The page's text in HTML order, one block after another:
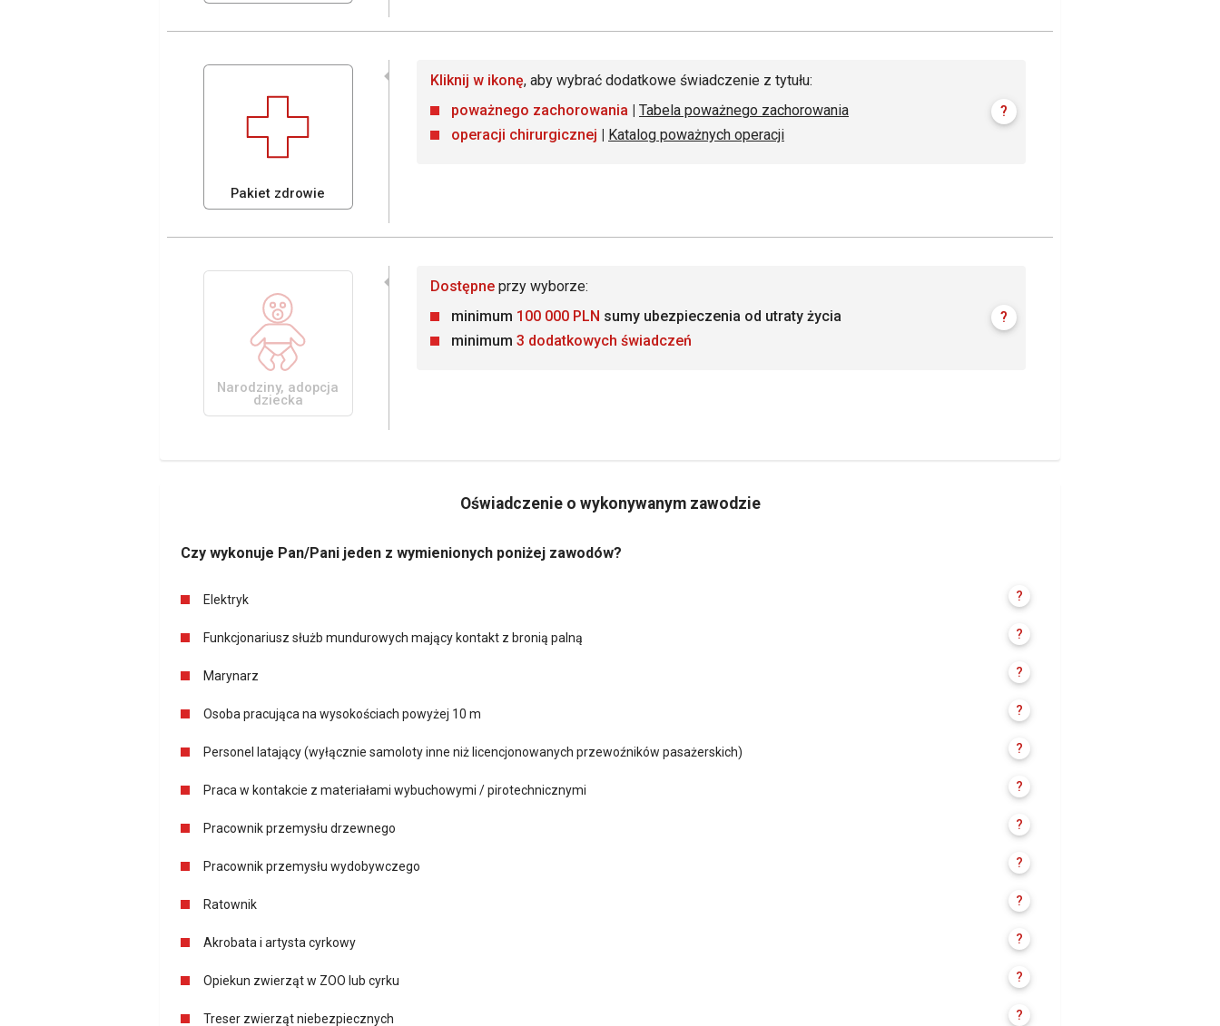
Pakiet zdrowie
Kliknij w ikonę, aby wybrać dodatkowe świadczenie z tytułu:
poważnego zachorowania | Tabela poważnego zachorowania
operacji chirurgicznej | Katalog poważnych operacji
?
Narodziny, adopcja
dziecka
Dostępne przy wyborze:
minimum 100 000 PLN sumy ubezpieczenia od utraty życia
minimum 3 dodatkowych świadczeń
?
Oświadczenie o wykonywanym zawodzie
Czy wykonuje Pan/Pani jeden z wymienionych poniżej zawodów?
Elektryk ?
Funkcjonariusz służb mundurowych mający kontakt z bronią palną ?
Marynarz ?
Osoba pracująca na wysokościach powyżej 10 m ?
Personel latający (wyłącznie samoloty inne niż licencjonowanych przewoźników pasażerskich) ?
Praca w kontakcie z materiałami wybuchowymi / pirotechnicznymi ?
Pracownik przemysłu drzewnego ?
Pracownik przemysłu wydobywczego ?
Ratownik ?
Akrobata i artysta cyrkowy ?
Opiekun zwierząt w ZOO lub cyrku ?
Treser zwierząt niebezpiecznych ?